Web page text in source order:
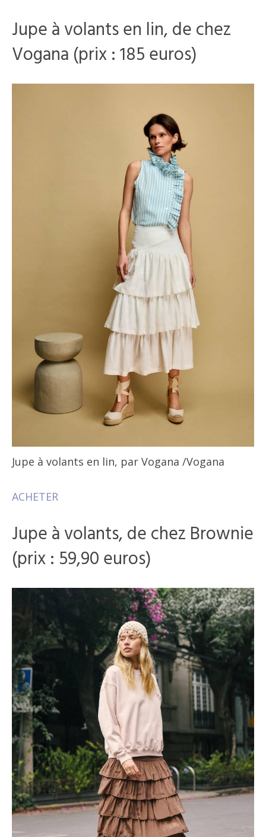
Jupe à volants en lin, de chez
Vogana (prix : 185 euros)
Jupe à volants en lin, par Vogana /Vogana
ACHETER
Jupe à volants, de chez Brownie
(prix : 59,90 euros)